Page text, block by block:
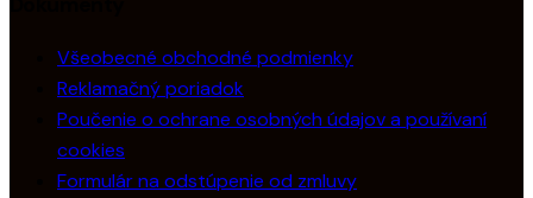
Všeobecné obchodné podmienky
Reklamačný poriadok
Poučenie o ochrane osobných údajov a používaní
cookies
Formulár na odstúpenie od zmluvy